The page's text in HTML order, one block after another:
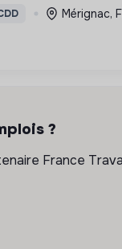
Mérignac,
?
France